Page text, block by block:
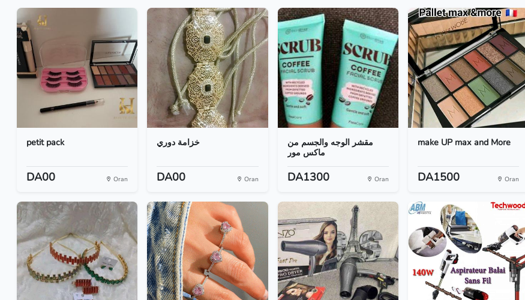
petit pack
DA00 Oran
خزامة دوري
DA00 Oran
مقشر الوجه والجسم من
ماكس مور
DA1300 Oran
make UP max and More
DA1500 Oran